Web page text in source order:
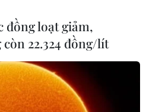
đồng loạt giảm,
22.324 đồng/lít